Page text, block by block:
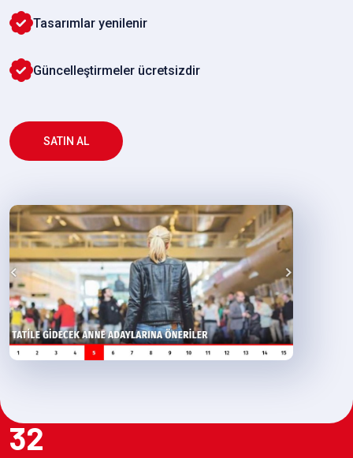
Tasarımlar yenilenir
Güncelleştirmeler ücretsizdir
SATIN AL
32